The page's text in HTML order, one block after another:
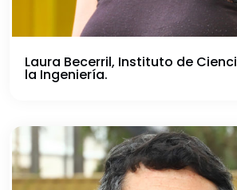
Laura Becerril, Instituto de
la Ingeniería.